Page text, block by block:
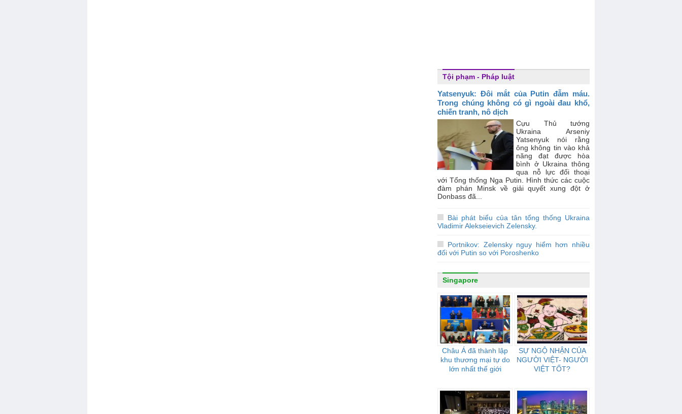
Tội phạm - Pháp luật
Yatsenyuk: Đôi mắt của Putin đẫm máu.
Trong chúng không có gì ngoài đau khổ,
chiến tranh, nô dịch
Cựu Thủ tướng
Ukraina Arseniy
Yatsenyuk nói rằng
ông không tin vào khả
năng đạt được hòa
bình ở Ukraina thông
qua nỗ lực đối thoại
với Tổng thống Nga Putin. Hình thức các cuộc
đàm phán Minsk về giải quyết xung đột ở
Donbass đã...
Bài phát biểu của tân tổng thống Ukraina
Vladimir Alekseievich Zelensky.
Portnikov: Zelensky nguy hiểm hơn nhiều
đối với Putin so với Poroshenko
Singapore
Châu Á đã thành lập
khu thương mại tự do
lớn nhất thế giới
SỰ NGỘ NHẬN CỦA
NGƯỜI VIỆT- NGƯỜI
VIỆT TỐT?